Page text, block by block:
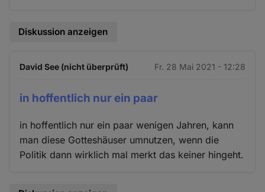
Diskussion anzeigen
David See (nicht überprüft) Fr. 28 Mai 2021 - 12:28
in hoffentlich nur ein paar
in hoffentlich nur ein paar wenigen Jahren, kann
man diese Gotteshäuser umnutzen, wenn die
Politik dann wirklich mal merkt das keiner hingeht.